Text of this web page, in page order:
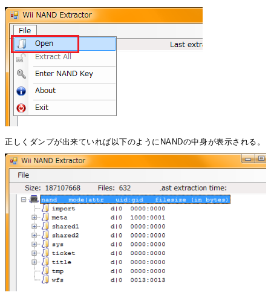
正しくダンプが出来ていれば以下のようにNANDの中身が表示される。